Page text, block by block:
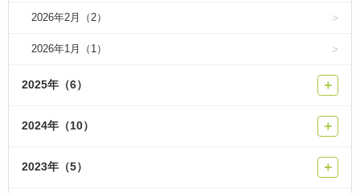
2026年2月（2）
2026年1月（1）
2025年（6） ＋
2024年（10） ＋
2023年（5） ＋